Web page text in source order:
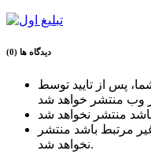
دیدگاه ها (0)
پس از تایید توسط
مرتبط باشد منتشر
نخواهد شد.